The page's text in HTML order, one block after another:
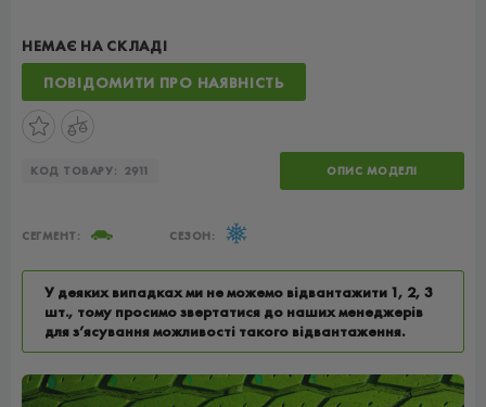
НЕМАЄ НА СКЛАДІ
ПОВІДОМИТИ ПРО НАЯВНІСТЬ
КОД ТОВАРУ: 2911 ОПИС МОДЕЛІ
СЕГМЕНТ: СЕЗОН:
У деяких випадках ми не можемо відвантажити 1, 2, 3
шт., тому просимо звертатися до наших менеджерів
для з’ясування можливості такого відвантаження.